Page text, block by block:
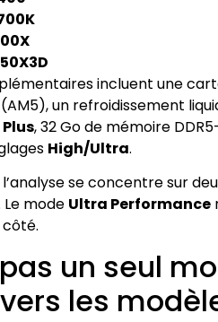
incluent une
(AM5), un refroidissement
, 32 Go de mémoire
High/Ultra.
se concentre sur
Le mode Ultra Performance
pas un seul
les